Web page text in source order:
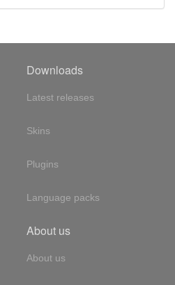
Downloads
Latest releases
Skins
Plugins
Language packs
About us
About us